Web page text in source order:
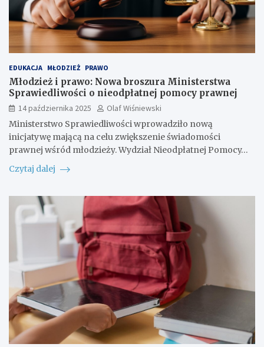
EDUKACJA MŁODZIEŻ PRAWO
Młodzież i prawo: Nowa broszura Ministerstwa
Sprawiedliwości o nieodpłatnej pomocy prawnej
14 października 2025
Olaf Wiśniewski
Ministerstwo Sprawiedliwości wprowadziło nową
inicjatywę mającą na celu zwiększenie świadomości
prawnej wśród młodzieży. Wydział Nieodpłatnej Pomocy…
Czytaj dalej